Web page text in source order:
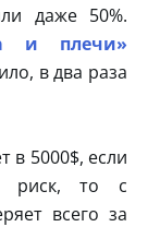
даже 50%.
и плечи»
в два раза
в 5000$, если
риск, то с
всего за